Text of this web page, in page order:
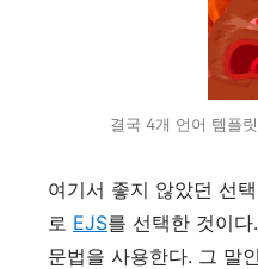
결국 4개 언어 템플
여기서 좋지 않았던 선
로 EJS를 선택한 것이
문법을 사용한다. 그 말